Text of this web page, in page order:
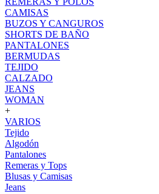
CAMISAS
BUZOS Y CANGUROS
SHORTS DE BAÑO
PANTALONES
BERMUDAS
TEJIDO
CALZADO
JEANS
WOMAN
+
VARIOS
Tejido
Algodón
Pantalones
Remeras y Tops
Blusas y Camisas
Jeans